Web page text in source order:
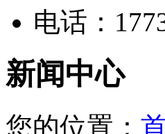
电话：
新闻中心
您的位置：